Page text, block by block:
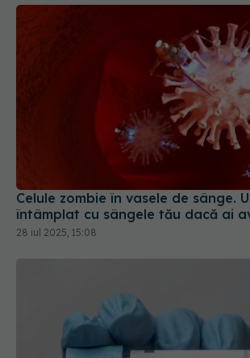
Celule zombie în vasele de sânge.
întâmplat cu sângele tău dacă ai
28 iul 2025, 15:08